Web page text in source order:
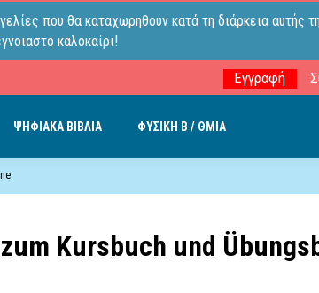
που θα καταχωρηθούν κατά τη διάρκεια αυτής
καλοκαίρι!
Εγγραφή
ΨΗΦΙΑΚΑ ΒΙΒΛΙΑ ΦΥΣΙΚΗ B / ΘΜΙΑ
Kursbuch und